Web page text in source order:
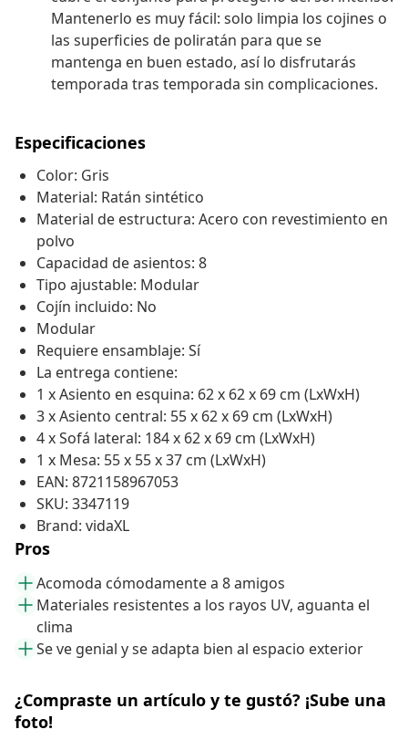
Mantenerlo es muy fácil: solo limpia los cojines o
las superficies de poliratán para que se
mantenga en buen estado, así lo disfrutarás
temporada tras temporada sin complicaciones.
Especificaciones
Color: Gris
Material: Ratán sintético
Material de estructura: Acero con revestimiento en
polvo
Capacidad de asientos: 8
Tipo ajustable: Modular
Cojín incluido: No
Modular
Requiere ensamblaje: Sí
La entrega contiene:
1 x Asiento en esquina: 62 x 62 x 69 cm (LxWxH)
3 x Asiento central: 55 x 62 x 69 cm (LxWxH)
4 x Sofá lateral: 184 x 62 x 69 cm (LxWxH)
1 x Mesa: 55 x 55 x 37 cm (LxWxH)
EAN: 8721158967053
SKU: 3347119
Brand: vidaXL
Pros
Acomoda cómodamente a 8 amigos
Materiales resistentes a los rayos UV, aguanta el
clima
Se ve genial y se adapta bien al espacio exterior
¿Compraste un artículo y te gustó? ¡Sube una
foto!